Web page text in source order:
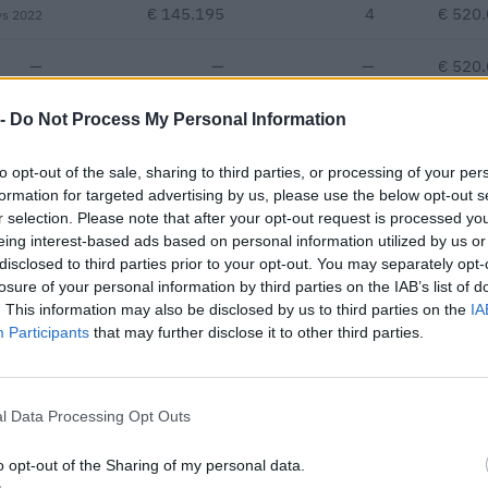
Do Not Process My Personal Information
opt-out of the sale, sharing to third parties, or processing of your
for targeted advertising by us, please use the below opt-out
selection. Please note that after your opt-out request is processed
interest-based ads based on personal information utilized by us
to third parties prior to your opt-out. You may separately
of your personal information by third parties on the IAB’s list of
This information may also be disclosed by us to third parties on the
Participants that may further disclose it to other third parties.
Data Processing Opt Outs
opt-out of the Sharing of my personal data.
2022 € 145.195 4 €
— — — €
-2,7% € 365.265
— — —
€ 1.289.193
Fatturato per dipendente
beneficiaria di 5 aiuti o contributi pubblici per un totale di